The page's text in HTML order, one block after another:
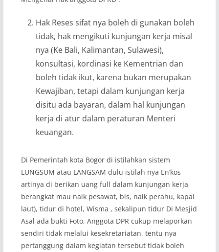
Hak Reses sifat nya boleh di gunakan boleh
tidak, hak mengikuti kunjungan kerja misal
nya (Ke Bali, Kalimantan, Sulawesi),
konsultasi, kordinasi ke Kementrian dan
boleh tidak ikut, karena bukan merupakan
Kewajiban, tetapi dalam kunjungan kerja
disitu ada bayaran, dalam hal kunjungan
kerja di atur dalam peraturan Menteri
keuangan.
Di Pemerintah kota Bogor di istilahkan sistem
LUNGSUM atau LANGSAM dulu istilah nya En’kos
artinya di berikan uang full dalam kunjungan kerja
berangkat mau naik pesawat, bis, naik perahu, kapal
laut), tidur di hotel, Wisma , sekalipun tidur Di Mesjid
Asal ada bukti Foto, Anggota DPR cukup melaporkan
sendiri tidak melalui kesekretariatan, tentu nya
pertanggung dalam kegiatan tersebut tidak boleh